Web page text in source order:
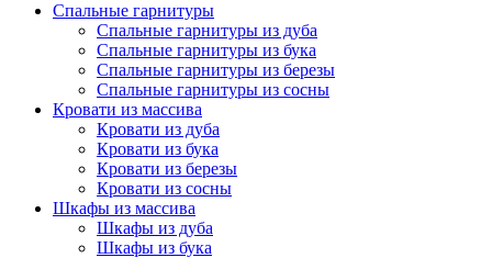
Спальные гарнитуры
Спальные гарнитуры из дуба
Спальные гарнитуры из бука
Спальные гарнитуры из березы
Спальные гарнитуры из сосны
Кровати из массива
Кровати из дуба
Кровати из бука
Кровати из березы
Кровати из сосны
Шкафы из массива
Шкафы из дуба
Шкафы из бука